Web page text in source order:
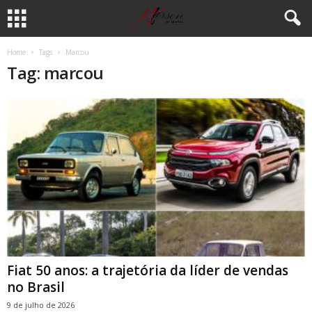
Home Tags Marcou
Tag: marcou
Fiat 50 anos: a trajetória da líder de vendas
no Brasil
9 de julho de 2026